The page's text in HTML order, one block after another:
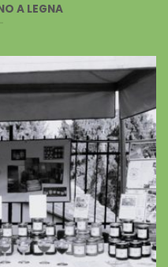
A LEGNA